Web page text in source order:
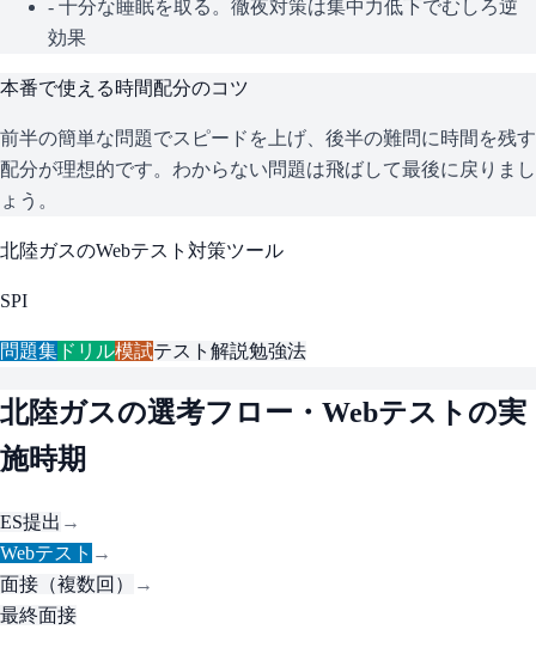
- 十分な睡眠を取る。徹夜対策は集中力低下でむしろ逆
効果
本番で使える時間配分のコツ
前半の簡単な問題でスピードを上げ、後半の難問に時間を残す
配分が理想的です。わからない問題は飛ばして最後に戻りまし
ょう。
北陸ガスのWebテスト対策ツール
SPI
問題集 ドリル模試テスト解説勉強法
北陸ガスの選考フロー・Webテストの実
施時期
ES提出 →
Webテスト →
面接（複数回）
→
最終面接